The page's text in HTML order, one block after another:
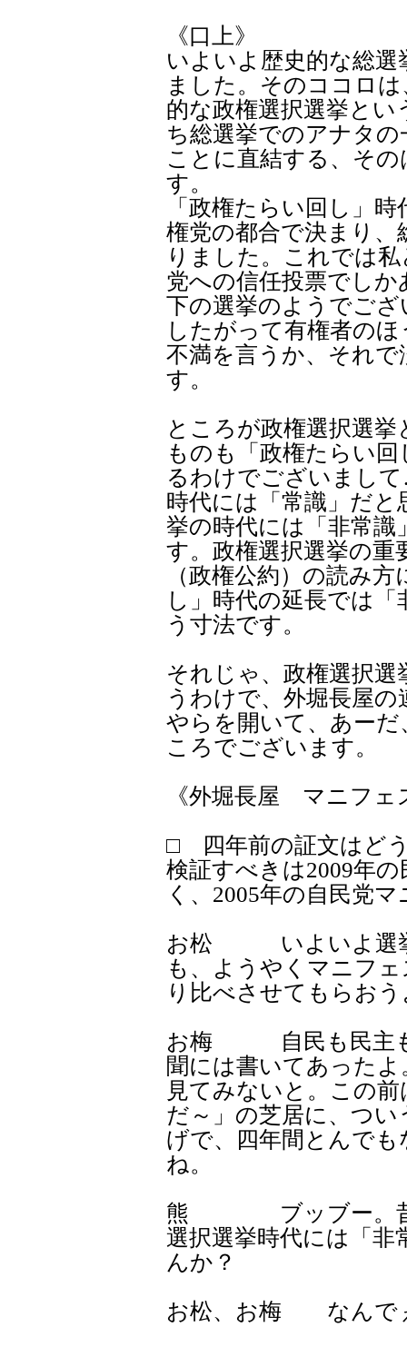
《口上》
いよいよ歴史的な総
ました。そのココロ
的な政権選択選挙と
ち総選挙でのアナタ
ことに直結する、そ
す。
「政権たらい回し」
権党の都合で決まり、
りました。これでは
党への信任投票でし
下の選挙のようでご
したがって有権者の
不満を言うか、それ
す。
ところが政権選択選
ものも「政権たらい
るわけでございまし
時代には「常識」だ
挙の時代には「非常
す。政権選択選挙の
（政権公約）の読み
し」時代の延長では
う寸法です。
それじゃ、政権選択
うわけで、外堀長屋
やらを開いて、あー
ころでございます。
《外堀長屋 マニフ
□ 四年前の証文はど
検証すべきは2009年
く、2005年の自民党
お松 いよいよ選挙
も、ようやくマニフ
り比べさせてもらおう
お梅 自民も民主も
聞には書いてあった
見てみないと。この
だ～」の芝居に、つ
げで、四年間とんで
ね。
熊 ブッブー。昔の
選択選挙時代には「
んか？
お松、お梅 なん